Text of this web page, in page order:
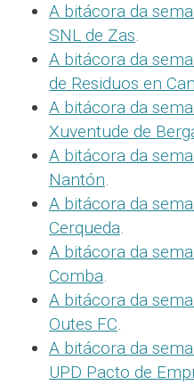
A bitácora da
SNL de Zas.
A bitácora da
de Residuos en
A bitácora da
Xuventude de
A bitácora da
Nantón.
A bitácora da
Cerqueda.
A bitácora da
Comba.
A bitácora da
Outes FC.
A bitácora da
UPD Pacto de